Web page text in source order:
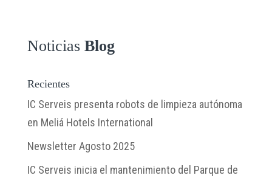
Noticias Blog
Recientes
IC Serveis presenta robots de limpieza autónoma
en Meliá Hotels International
Newsletter Agosto 2025
IC Serveis inicia el mantenimiento del Parque de